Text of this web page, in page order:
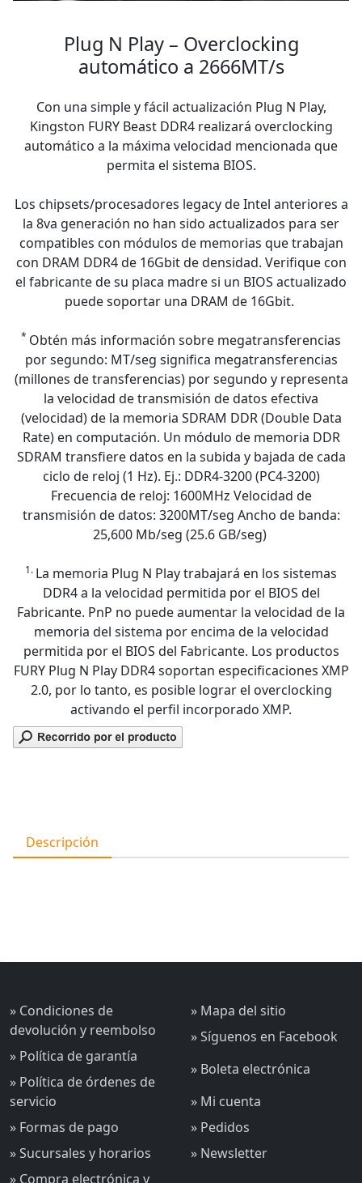
Plug N Play – Overclocking
automático a 2666MT/s
Con una simple y fácil actualización Plug N Play,
Kingston FURY Beast DDR4 realizará overclocking
automático a la máxima velocidad mencionada que
permita el sistema BIOS.
Los chipsets/procesadores legacy de Intel anteriores a
la 8va generación no han sido actualizados para ser
compatibles con módulos de memorias que trabajan
con DRAM DDR4 de 16Gbit de densidad. Verifique con
el fabricante de su placa madre si un BIOS actualizado
puede soportar una DRAM de 16Gbit.
* Obtén más información sobre megatransferencias
por segundo: MT/seg significa megatransferencias
(millones de transferencias) por segundo y representa
la velocidad de transmisión de datos efectiva
(velocidad) de la memoria SDRAM DDR (Double Data
Rate) en computación. Un módulo de memoria DDR
SDRAM transfiere datos en la subida y bajada de cada
ciclo de reloj (1 Hz). Ej.: DDR4-3200 (PC4-3200)
Frecuencia de reloj: 1600MHz Velocidad de
transmisión de datos: 3200MT/seg Ancho de banda:
25,600 Mb/seg (25.6 GB/seg)
1. La memoria Plug N Play trabajará en los sistemas
DDR4 a la velocidad permitida por el BIOS del
Fabricante. PnP no puede aumentar la velocidad de la
memoria del sistema por encima de la velocidad
permitida por el BIOS del Fabricante. Los productos
FURY Plug N Play DDR4 soportan especificaciones XMP
2.0, por lo tanto, es posible lograr el overclocking
activando el perfil incorporado XMP.
Descripción
» Condiciones de
devolución y reembolso
» Política de garantía
» Política de órdenes de
servicio
» Formas de pago
» Sucursales y horarios
» Compra electrónica y
» Mapa del sitio
» Síguenos en Facebook
» Boleta electrónica
» Mi cuenta
» Pedidos
» Newsletter